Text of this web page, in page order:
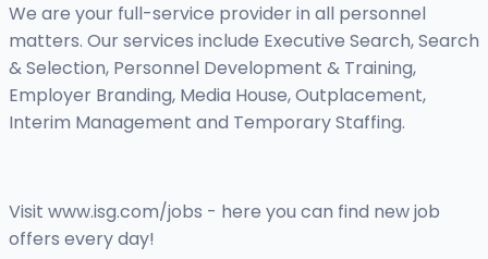
We are your full-service provider in all personnel
matters. Our services include Executive Search, Search
& Selection, Personnel Development & Training,
Employer Branding, Media House, Outplacement,
Interim Management and Temporary Staffing.
Visit www.isg.com/jobs - here you can find new job
offers every day!